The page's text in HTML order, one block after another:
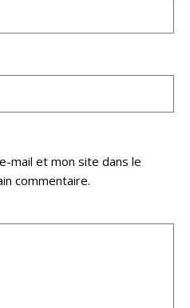
mail et mon site dans le
commentaire.